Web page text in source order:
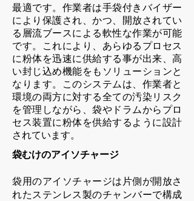
最適です。作業者は手袋付きバイザー
により保護され、かつ、開放されてい
る層流ブースによる軟性な作業が可能
です。これにより、あらゆるプロセス
に粉体を迅速に供給する事が出来、高
い封じ込め機能をもソリューションと
なります。このシステムは、作業者と
環境の両方に対する全ての汚染リスク
を管理しながら、袋やドラムからプロ
セス装置に粉体を供給するように設計
されています。
袋むけのアイソチャージ
袋用のアイソチャージは片側が開放さ
れたステンレス製のチャンバーで構成